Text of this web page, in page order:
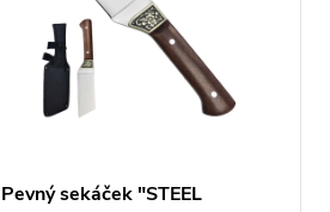
Pevný sekáček "STEEL